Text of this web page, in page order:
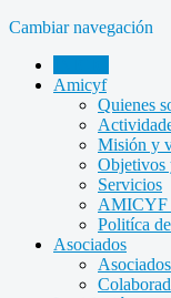
Cambiar navegación
Amicyf
Quienes
Misión y
Objetivos
Servicios
AMICYF
Politíca
Asociados